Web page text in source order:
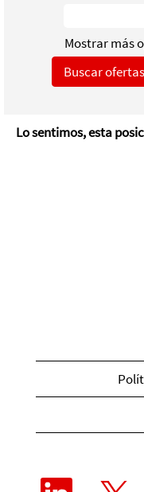
Mostrar más
Lo sentimos, esta
S S